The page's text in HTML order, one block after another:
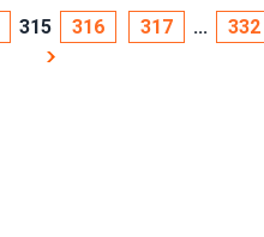
315 316 317 ... 332